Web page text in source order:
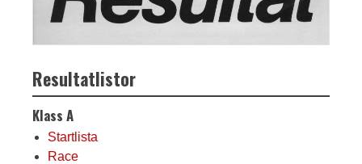
Resultatlistor
Klass A
Startlista
Race